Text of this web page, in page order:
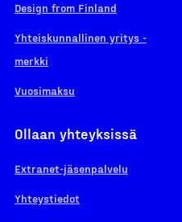
Design from Finland
Yhteiskunnallinen yritys -
merkki
Vuosimaksu
Ollaan yhteyksissä
Extranet-jäsenpalvelu
Yhteystiedot